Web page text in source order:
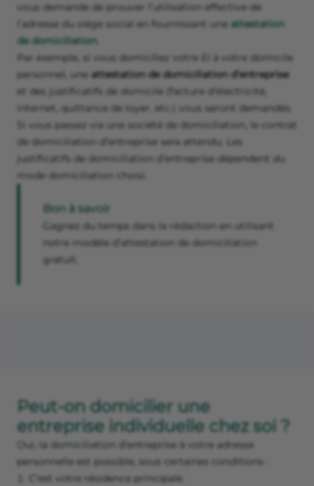
vous demande de prouver l’utilisation effective de
l’adresse du siège social en fournissant une attestation
de domiciliation.
Par exemple, si vous domiciliez votre EI à votre domicile
personnel, une attestation de domiciliation d’entreprise
et des justificatifs de domicile (facture d’électricité,
internet, quittance de loyer, etc.) vous seront demandés.
Si vous passez via une société de domiciliation, le contrat
de domiciliation d’entreprise sera attendu. Les
justificatifs de domiciliation d’entreprise dépendent du
mode domiciliation choisi.
Bon à savoir
Gagnez du temps dans la rédaction en utilisant
notre modèle d’attestation de domiciliation
gratuit.
Peut-on domicilier une
entreprise individuelle chez soi ?
Oui, la domiciliation d’entreprise à votre adresse
personnelle est possible, sous certaines conditions :
C’est votre résidence principale.